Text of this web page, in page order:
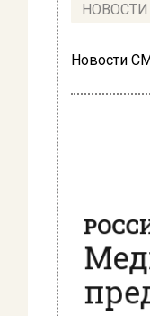
НОВОСТИ
Новости